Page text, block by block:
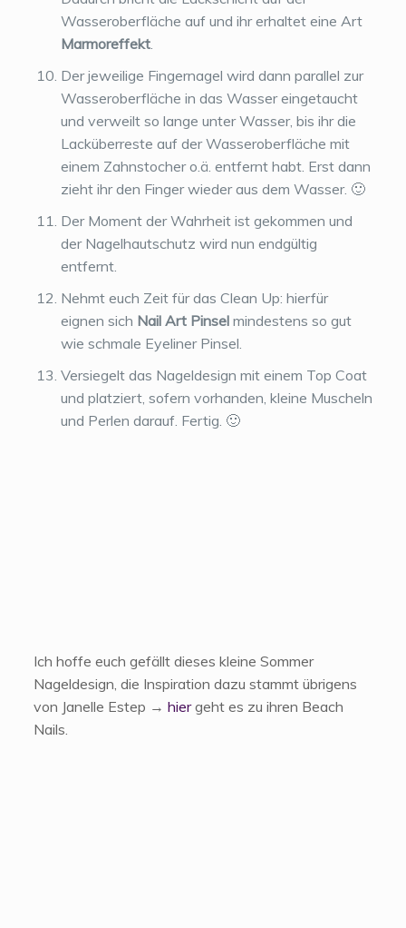
Wasseroberfläche auf und ihr erhaltet eine Art
Marmoreffekt.
Der jeweilige Fingernagel wird dann parallel zur
Wasseroberfläche in das Wasser eingetaucht
und verweilt so lange unter Wasser, bis ihr die
Lacküberreste auf der Wasseroberfläche mit
einem Zahnstocher o.ä. entfernt habt. Erst dann
zieht ihr den Finger wieder aus dem Wasser. 🙂
Der Moment der Wahrheit ist gekommen und
der Nagelhautschutz wird nun endgültig
entfernt.
Nehmt euch Zeit für das Clean Up: hierfür
eignen sich Nail Art Pinselmindestens so gut
wie schmale Eyeliner Pinsel.
Versiegelt das Nageldesign mit einem Top Coat
und platziert, sofern vorhanden, kleine Muscheln
und Perlen darauf. Fertig. 🙂
Ich hoffe euch gefällt dieses kleine Sommer
Nageldesign, die Inspiration dazu stammt übrigens
von Janelle Estep → hiergeht es zu ihren Beach
Nails.